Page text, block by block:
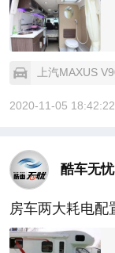
上汽MAXUS
2020-11-05 18:42:22
酷车无忧
房车两大耗电配